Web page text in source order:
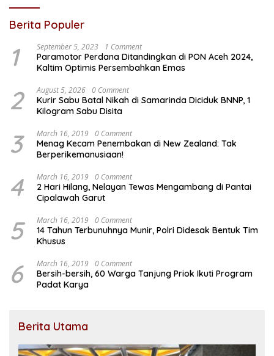
Berita Populer
1 September 5, 2023 1 Comment
Paramotor Perdana Ditandingkan di PON Aceh 2024,
Kaltim Optimis Persembahkan Emas
2 August 5, 2026 0 Comment
Kurir Sabu Batal Nikah di Samarinda Diciduk BNNP, 1
Kilogram Sabu Disita
3 March 16, 2019 0 Comment
Menag Kecam Penembakan di New Zealand: Tak
Berperikemanusiaan!
4 March 16, 2019 0 Comment
2 Hari Hilang, Nelayan Tewas Mengambang di Pantai
Cipalawah Garut
5 March 16, 2019 0 Comment
14 Tahun Terbunuhnya Munir, Polri Didesak Bentuk Tim
Khusus
6 March 16, 2019 0 Comment
Bersih-bersih, 60 Warga Tanjung Priok Ikuti Program
Padat Karya
Berita Utama